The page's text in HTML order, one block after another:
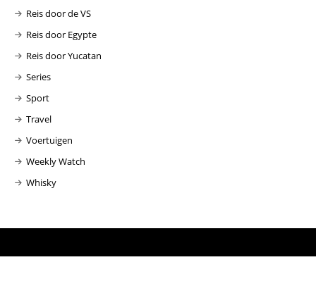
Reis door de VS
Reis door Egypte
Reis door Yucatan
Series
Sport
Travel
Voertuigen
Weekly Watch
Whisky